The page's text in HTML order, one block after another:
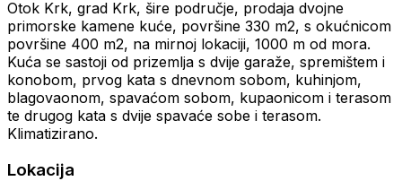
Otok Krk, grad Krk, šire područje, prodaja dvojne
primorske kamene kuće, površine 330 m2, s okućnicom
površine 400 m2, na mirnoj lokaciji, 1000 m od mora.
Kuća se sastoji od prizemlja s dvije garaže, spremištem i
konobom, prvog kata s dnevnom sobom, kuhinjom,
blagovaonom, spavaćom sobom, kupaonicom i terasom
te drugog kata s dvije spavaće sobe i terasom.
Klimatizirano.
Lokacija